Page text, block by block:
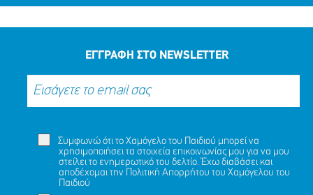
ΕΓΓΡΑΦΗ ΣΤΟ NEWSLETTER
Συμφωνώ ότι το Χαμόγελο του Παιδιού μπορεί να
χρησιμοποιήσει τα στοιχεία επικοινωνίας μου για να μου
στείλει το ενημερωτικό του δελτίο. Έχω διαβάσει και
αποδέχομαι την Πολιτική Απορρήτου του Χαμόγελου του
Παιδιού